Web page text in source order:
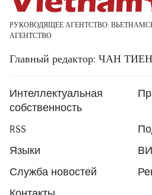
РУКОВОДЯЩЕЕ АГЕНТСТВО:
АГЕНТСТВО
Главный редактор: ЧАН
Интеллектуальная
собственность
RSS
Языки
Служба новостей